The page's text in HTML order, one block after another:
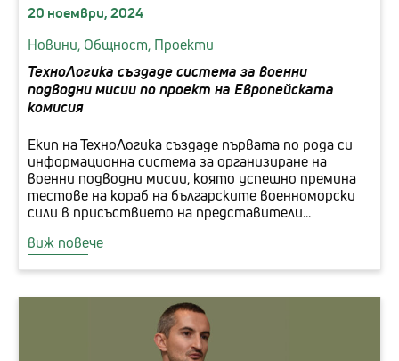
20 ноември, 2024
Новини, Общност, Проекти
ТехноЛогика създаде система за военни
подводни мисии по проект на Европейската
комисия
Екип на ТехноЛогика създаде първата по рода си
информационна система за организиране на
военни подводни мисии, която успешно премина
тестове на кораб на българските военноморски
сили в присъствието на представители...
виж повече